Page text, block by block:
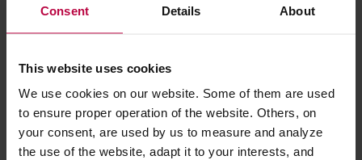
Consent Details About
This website uses cookies
We use cookies on our website. Some of them are used
to ensure proper operation of the website. Others, on
your consent, are used by us to measure and analyze
the use of the website, adapt it to your interests, and
Polskie festiwale kawowe – kiedy i gdzie
warto się wybrać?
11 lutego 2022 Aga Bukowska
Kawa to temat na tyle gorący, by stać się bohaterem wydarzeń –